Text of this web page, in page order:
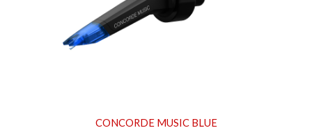
CONCORDE MUSICBLUE